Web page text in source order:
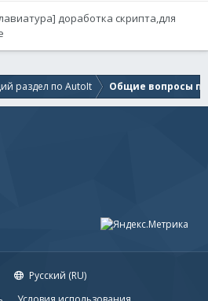
доработка скрипта,для
раздел по AutoIt Общие вопросы
Русский (RU)